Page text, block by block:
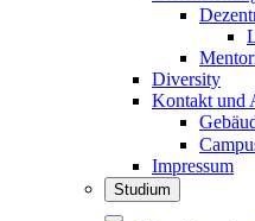
Diversity
Kontakt und
Impressum
Studium